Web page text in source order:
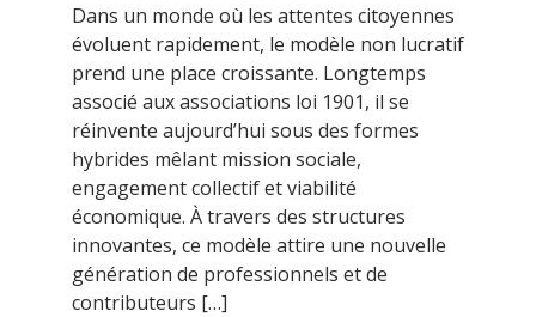
Dans un monde où les attentes citoyennes
évoluent rapidement, le modèle non lucratif
prend une place croissante. Longtemps
associé aux associations loi 1901, il se
réinvente aujourd’hui sous des formes
hybrides mêlant mission sociale,
engagement collectif et viabilité
économique. À travers des structures
innovantes, ce modèle attire une nouvelle
génération de professionnels et de
contributeurs […]